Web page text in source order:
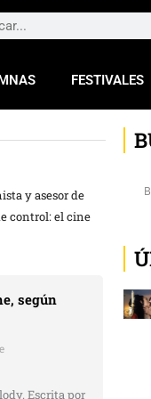
FESTIVALES
y asesor de
control: el cine
según
Escrita por